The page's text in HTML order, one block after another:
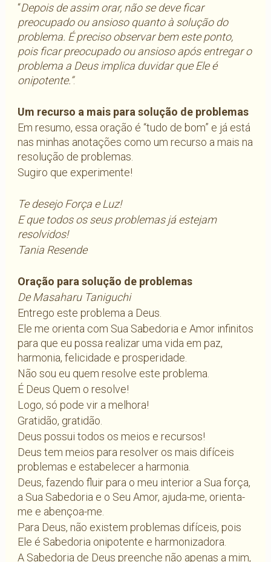
“Depois de assim orar, não se deve ficar
preocupado ou ansioso quanto à solução do
problema. É preciso observar bem este ponto,
pois ficar preocupado ou ansioso após entregar o
problema a Deus implica duvidar que Ele é
onipotente.”.
Um recurso a mais para solução de problemas
Em resumo, essa oração é “tudo de bom” e já está
nas minhas anotações como um recurso a mais na
resolução de problemas.
Sugiro que experimente!
Te desejo Força e Luz!
E que todos os seus problemas já estejam
resolvidos!
Tania Resende
Oração para solução de problemas
De Masaharu Taniguchi
Entrego este problema a Deus.
Ele me orienta com Sua Sabedoria e Amor infinitos
para que eu possa realizar uma vida em paz,
harmonia, felicidade e prosperidade.
Não sou eu quem resolve este problema.
É Deus Quem o resolve!
Logo, só pode vir a melhora!
Gratidão, gratidão.
Deus possui todos os meios e recursos!
Deus tem meios para resolver os mais difíceis
problemas e estabelecer a harmonia.
Deus, fazendo fluir para o meu interior a Sua força,
a Sua Sabedoria e o Seu Amor, ajuda-me, orienta-
me e abençoa-me.
Para Deus, não existem problemas difíceis, pois
Ele é Sabedoria onipotente e harmonizadora.
A Sabedoria de Deus preenche não apenas a mim,